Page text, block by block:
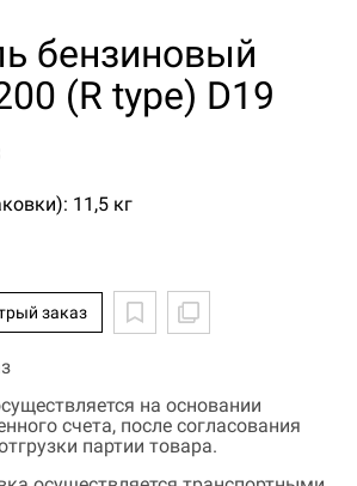
бензиновый
(R type) D19
11,5 кг
заказ
на основании
счета, после согласования
партии товара.